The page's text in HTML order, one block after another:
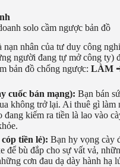
solo cầm ngược bản đồ
nạn nhân của tư duy công
người đang tự mở công ty)
bản đồ chổng ngược: LÀM
cuốc bán mạng): Bạn bán
không trở lại. Ai thuê gì làm
đang kiếm ra tiền là lao vào
tiền lẻ): Bạn hy vọng cày
để bù đắp cho sự vất vả,
cơn đau dạ dày hành hạ